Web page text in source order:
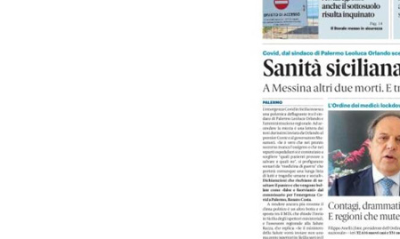
Consumismi
Storie/Idee
Ok Boomer!
Altrecose
Mondiali calcio 2026